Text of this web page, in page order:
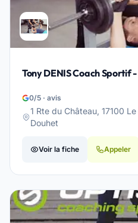
Tony DENIS Coach Sportif
0/5 · avis
1 Rte du Château, 17100
Douhet
Voir la fiche Appeler